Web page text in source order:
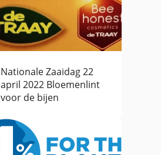
Nationale Zaaidag 22
april 2022 Bloemenlint
voor de bijen